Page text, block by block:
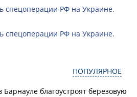
спецоперации РФ на Украине.
спецоперации РФ на Украине.
ПОПУЛЯРНОЕ
благоустроят березовую